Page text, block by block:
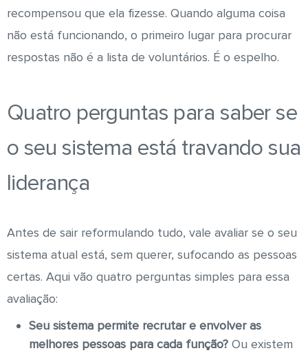
recompensou que ela fizesse. Quando alguma coisa
não está funcionando, o primeiro lugar para procurar
respostas não é a lista de voluntários. É o espelho.
Quatro perguntas para saber se
o seu sistema está travando sua
liderança
Antes de sair reformulando tudo, vale avaliar se o seu
sistema atual está, sem querer, sufocando as pessoas
certas. Aqui vão quatro perguntas simples para essa
avaliação:
Seu sistema permite recrutar e envolver as
melhores pessoas para cada função? Ou existem